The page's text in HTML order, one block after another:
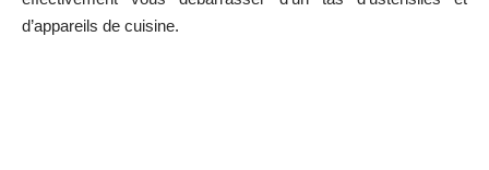
d’appareils de cuisine.